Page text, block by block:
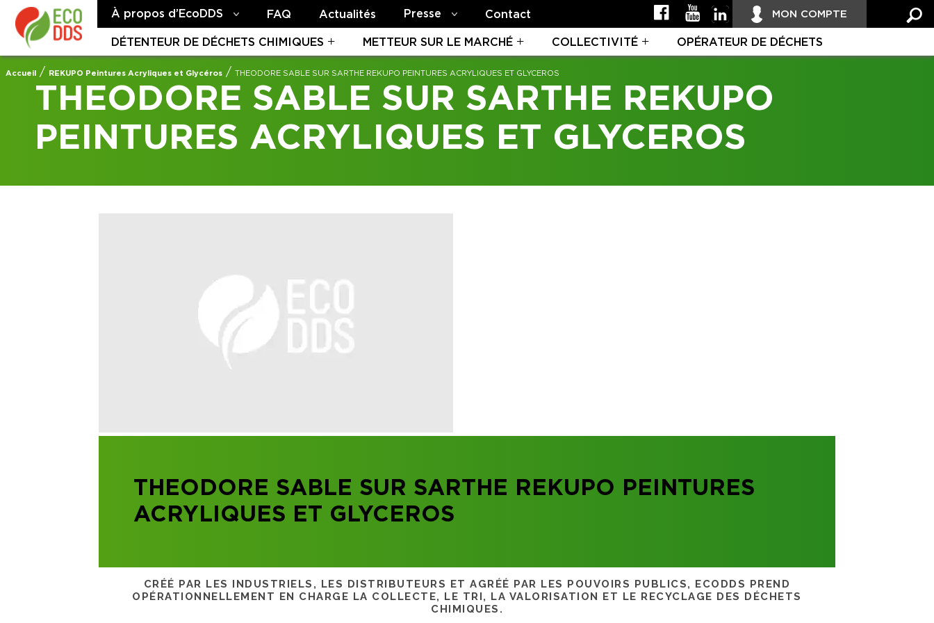
À propos d’EcoDDS FAQ Actualités Presse Contact MON COMPTE
DÉTENTEUR DE DÉCHETS CHIMIQUES METTEUR SUR LE MARCHÉ COLLECTIVITÉ OPÉRATEUR DE DÉCHETS
Accueil / REKUPO Peintures Acryliques et Glycéros / THEODORE SABLE SUR SARTHE REKUPO PEINTURES ACRYLIQUES ET GLYCEROS
THEODORE SABLE SUR SARTHE REKUPO
PEINTURES ACRYLIQUES ET GLYCEROS
THEODORE SABLE SUR SARTHE REKUPO PEINTURES
ACRYLIQUES ET GLYCEROS
CRÉÉ PAR LES INDUSTRIELS, LES DISTRIBUTEURS ET AGRÉÉ PAR LES POUVOIRS PUBLICS, ECODDS PREND
OPÉRATIONNELLEMENT EN CHARGE LA COLLECTE, LE TRI, LA VALORISATION ET LE RECYCLAGE DES DÉCHETS
CHIMIQUES.